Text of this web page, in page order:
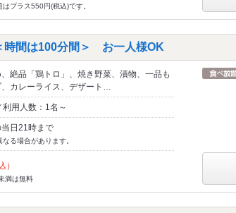
プラス550円(税込)です。
間は100分間＞ お一人様OK
、絶品「鶏トロ」、焼き野菜、漬物、一品も
カレーライス、デザート…
用人数：1名～
日21時まで
る場合があります。
）
満は無料